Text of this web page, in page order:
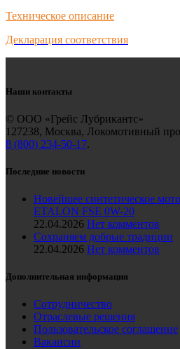
Техническое описание
Декларация соответствия
Наши контакты
© ООО «Грейс Лубрикантс»
127238, Москва, Локомотивный
8 (800) 234-50-17.
Последние новости
Новейшее синтетическое
ETALON FSE 0W-20
22.04.2026 Нет комментов
Сохраняем добрые традиции
22.04.2026 Нет комментов
Дополнительная информация
Сотрудничество
Отраслевые решения
Пользовательское соглашение
Вакансии